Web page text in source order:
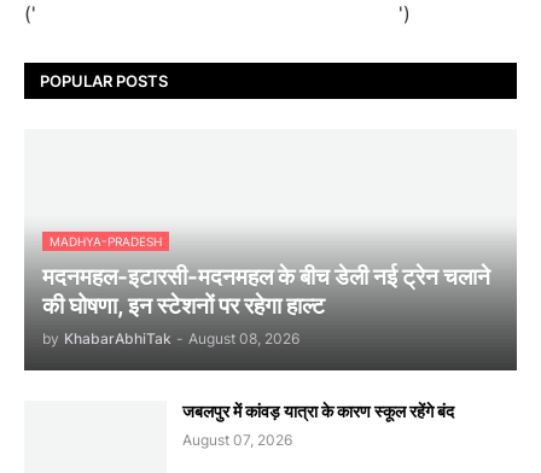
(' ')
POPULAR POSTS
MADHYA-PRADESH
मदनमहल-इटारसी-मदनमहल के बीच डेली नई ट्रेन चलाने
की घोषणा, इन स्टेशनों पर रहेगा हाल्ट
by KhabarAbhiTak - August 08, 2026
जबलपुर में कांवड़ यात्रा के कारण स्कूल रहेंगे बंद
August 07, 2026